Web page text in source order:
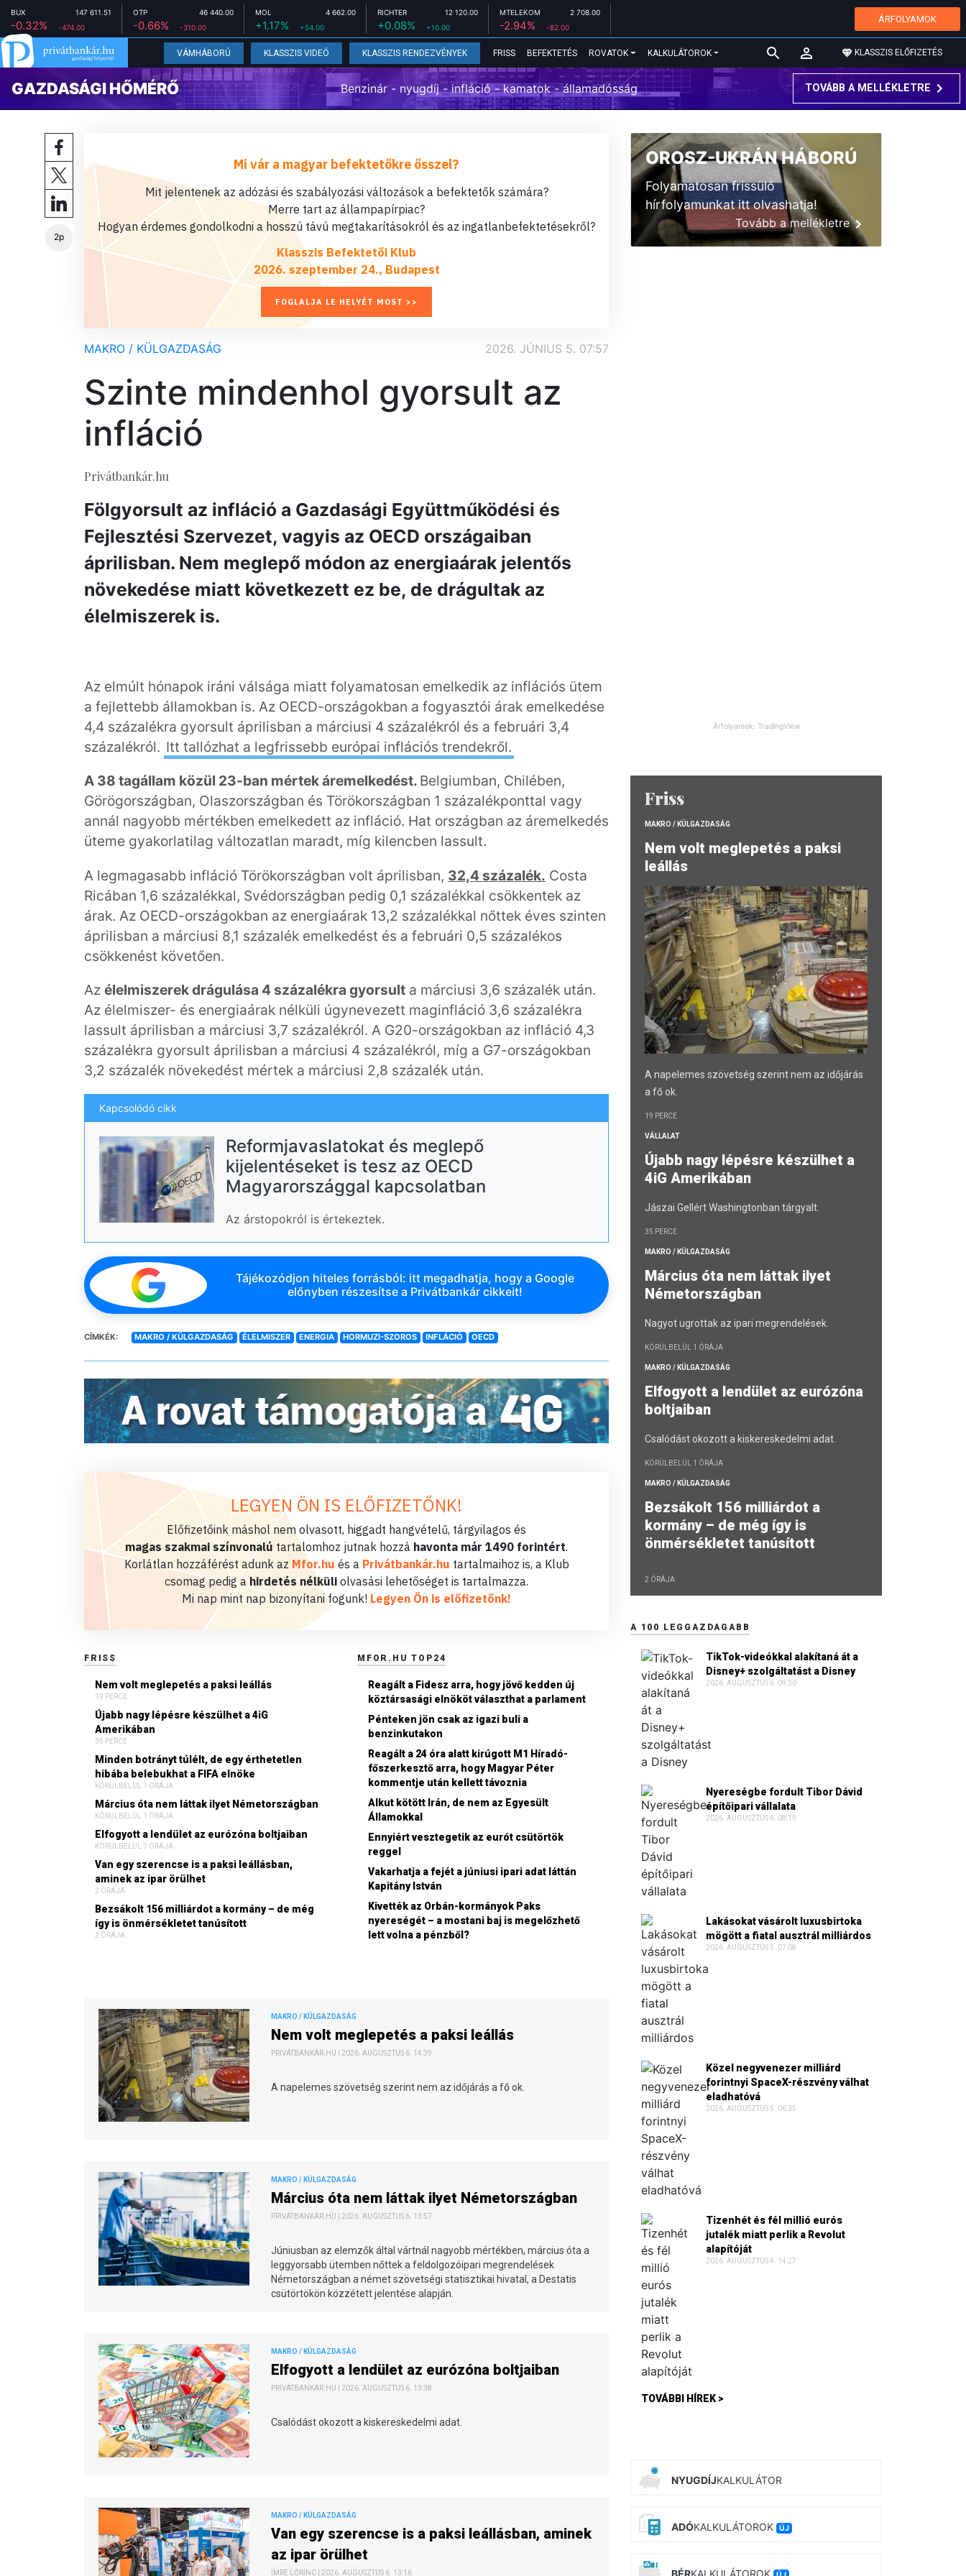
BUX 147 611.51
-0.32% -474.00
OTP 46 440.00
-0.66% -310.00
MOL 4 662.00
+1.17% +54.00
RICHTER 12 120.00
+0.08% +10.00
MTELEKOM 2 708.00
-2.94% -82.00
ÁRFOLYAMOK
VÁMHÁBORÚ KLASSZIS VIDEÓ KLASSZIS RENDEZVÉNYEK FRISS BEFEKTETÉS ROVATOK KALKULÁTOROK KLASSZIS ELŐFIZETÉS
GAZDASÁGI HŐMÉRŐ Benzinár - nyugdíj - infláció - kamatok - államadósság TOVÁBB A MELLÉKLETRE
2p
Mi vár a magyar befektetőkre ősszel?
Mit jelentenek az adózási és szabályozási változások a befektetők számára?
Merre tart az állampapírpiac?
Hogyan érdemes gondolkodni a hosszú távú megtakarításokról és az ingatlanbefektetésekről?
Klasszis Befektetői Klub
2026. szeptember 24., Budapest
FOGLALJA LE HELYÉT MOST >>
MAKRO / KÜLGAZDASÁG 2026. JÚNIUS 5. 07:57
Szinte mindenhol gyorsult az
infláció
Privátbankár.hu
Fölgyorsult az infláció a Gazdasági Együttműködési és
Fejlesztési Szervezet, vagyis az OECD országaiban
áprilisban. Nem meglepő módon az energiaárak jelentős
növekedése miatt következett ez be, de drágultak az
élelmiszerek is.
Az elmúlt hónapok iráni válsága miatt folyamatosan emelkedik az inflációs ütem
a fejlettebb államokban is. Az OECD-országokban a fogyasztói árak emelkedése
4,4 százalékra gyorsult áprilisban a márciusi 4 százalékról és a februári 3,4
százalékról. Itt tallózhat a legfrissebb európai inflációs trendekről.
A 38 tagállam közül 23-ban mértek áremelkedést. Belgiumban, Chilében,
Görögországban, Olaszországban és Törökországban 1 százalékponttal vagy
annál nagyobb mértékben emelkedett az infláció. Hat országban az áremelkedés
üteme gyakorlatilag változatlan maradt, míg kilencben lassult.
A legmagasabb infláció Törökországban volt áprilisban, 32,4 százalék. Costa
Ricában 1,6 százalékkal, Svédországban pedig 0,1 százalékkal csökkentek az
árak. Az OECD-országokban az energiaárak 13,2 százalékkal nőttek éves szinten
áprilisban a márciusi 8,1 százalék emelkedést és a februári 0,5 százalékos
csökkenést követően.
Az élelmiszerek drágulása 4 százalékra gyorsult a márciusi 3,6 százalék után.
Az élelmiszer- és energiaárak nélküli úgynevezett maginfláció 3,6 százalékra
lassult áprilisban a márciusi 3,7 százalékról. A G20-országokban az infláció 4,3
százalékra gyorsult áprilisban a márciusi 4 százalékról, míg a G7-országokban
3,2 százalék növekedést mértek a márciusi 2,8 százalék után.
Kapcsolódó cikk
Reformjavaslatokat és meglepő
kijelentéseket is tesz az OECD
Magyarországgal kapcsolatban
Az árstopokról is értekeztek.
Tájékozódjon hiteles forrásból: itt megadhatja, hogy a Google
előnyben részesítse a Privátbankár cikkeit!
CÍMKÉK: MAKRO / KÜLGAZDASÁG ÉLELMISZER ENERGIA HORMUZI-SZOROS INFLÁCIÓ OECD
LEGYEN ÖN IS ELŐFIZETŐNK!
Előfizetőink máshol nem olvasott, higgadt hangvételű, tárgyilagos és
magas szakmai színvonalú tartalomhoz jutnak hozzá havonta már 1490 forintért.
Korlátlan hozzáférést adunk az Mfor.hu és a Privátbankár.hu tartalmaihoz is, a Klub
csomag pedig a hirdetés nélküli olvasási lehetőséget is tartalmazza.
Mi nap mint nap bizonyítani fogunk! Legyen Ön is előfizetőnk!
FRISS
Nem volt meglepetés a paksi leállás
19 PERCE
Újabb nagy lépésre készülhet a 4iG
Amerikában
35 PERCE
Minden botrányt túlélt, de egy érthetetlen
hibába belebukhat a FIFA elnöke
KÖRÜLBELÜL 1 ÓRÁJA
Március óta nem láttak ilyet Németországban
KÖRÜLBELÜL 1 ÓRÁJA
Elfogyott a lendület az eurózóna boltjaiban
KÖRÜLBELÜL 1 ÓRÁJA
Van egy szerencse is a paksi leállásban,
aminek az ipar örülhet
2 ÓRÁJA
Bezsákolt 156 milliárdot a kormány – de még
így is önmérsékletet tanúsított
2 ÓRÁJA
MFOR.HU TOP24
Reagált a Fidesz arra, hogy jövő kedden új
köztársasági elnököt választhat a parlament
Pénteken jön csak az igazi buli a
benzinkutakon
Reagált a 24 óra alatt kirúgott M1 Híradó-
főszerkesztő arra, hogy Magyar Péter
kommentje után kellett távoznia
Alkut kötött Irán, de nem az Egyesült
Államokkal
Ennyiért vesztegetik az eurót csütörtök
reggel
Vakarhatja a fejét a júniusi ipari adat láttán
Kapitány István
Kivették az Orbán-kormányok Paks
nyereségét – a mostani baj is megelőzhető
lett volna a pénzből?
MAKRO / KÜLGAZDASÁG
Nem volt meglepetés a paksi leállás
PRIVÁTBANKÁR.HU | 2026. AUGUSZTUS 6. 14:39
A napelemes szövetség szerint nem az időjárás a fő ok.
MAKRO / KÜLGAZDASÁG
Március óta nem láttak ilyet Németországban
PRIVÁTBANKÁR.HU | 2026. AUGUSZTUS 6. 13:57
Júniusban az elemzők által vártnál nagyobb mértékben, március óta a
leggyorsabb ütemben nőttek a feldolgozóipari megrendelések
Németországban a német szövetségi statisztikai hivatal, a Destatis
csütörtökön közzétett jelentése alapján.
MAKRO / KÜLGAZDASÁG
Elfogyott a lendület az eurózóna boltjaiban
PRIVÁTBANKÁR.HU | 2026. AUGUSZTUS 6. 13:38
Csalódást okozott a kiskereskedelmi adat.
MAKRO / KÜLGAZDASÁG
Van egy szerencse is a paksi leállásban, aminek
az ipar örülhet
IMRE LŐRINC | 2026. AUGUSZTUS 6. 13:16
OROSZ-UKRÁN HÁBORÚ
Folyamatosan frissülő
hírfolyamunkat itt olvashatja!
Tovább a mellékletre
Árfolyamok: TradingView
Friss
MAKRO / KÜLGAZDASÁG
Nem volt meglepetés a paksi
leállás
A napelemes szövetség szerint nem az időjárás
a fő ok.
19 PERCE
VÁLLALAT
Újabb nagy lépésre készülhet a
4iG Amerikában
Jászai Gellért Washingtonban tárgyalt.
35 PERCE
MAKRO / KÜLGAZDASÁG
Március óta nem láttak ilyet
Németországban
Nagyot ugrottak az ipari megrendelések.
KÖRÜLBELÜL 1 ÓRÁJA
MAKRO / KÜLGAZDASÁG
Elfogyott a lendület az eurózóna
boltjaiban
Csalódást okozott a kiskereskedelmi adat.
KÖRÜLBELÜL 1 ÓRÁJA
MAKRO / KÜLGAZDASÁG
Bezsákolt 156 milliárdot a
kormány – de még így is
önmérsékletet tanúsított
2 ÓRÁJA
A 100 LEGGAZDAGABB
TikTok-videókkal alakítaná át a
Disney+ szolgáltatást a Disney
2026. AUGUSZTUS 6. 09:30
Nyereségbe fordult Tibor Dávid
építőipari vállalata
2026. AUGUSZTUS 6. 08:19
Lakásokat vásárolt luxusbirtoka
mögött a fiatal ausztrál milliárdos
2026. AUGUSZTUS 5. 07:08
Közel negyvenezer milliárd
forintnyi SpaceX-részvény válhat
eladhatóvá
2026. AUGUSZTUS 5. 06:35
Tizenhét és fél millió eurós
jutalék miatt perlik a Revolut
alapítóját
2026. AUGUSZTUS 4. 14:27
TOVÁBBI HÍREK >
NYUGDÍJKALKULÁTOR
ADÓKALKULÁTOROK ÚJ
BÉRKALKULÁTOROK